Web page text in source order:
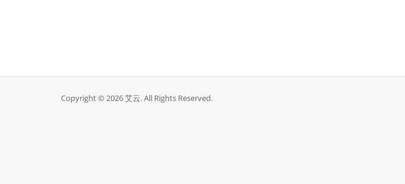
Copyright © 2026 艾云. All Rights Reserved.